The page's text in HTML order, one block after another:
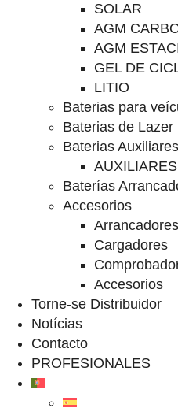
SOLAR
AGM
AGM
GEL DE
LITIO
Baterias para
Baterias de Lazer
Baterias
AUXILIARES
Baterías
Accesorios
Arrancadores
Cargadores
Accesorios
Torne-se Distribuidor
Notícias
Contacto
PROFESIONALES